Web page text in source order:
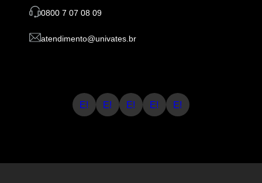
0800 7 07 08 09
atendimento@univates.br
E! E! E! E! E!